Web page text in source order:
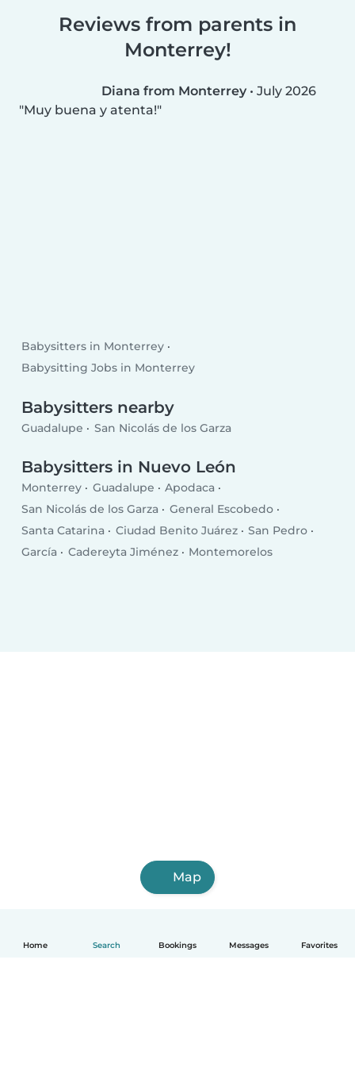
Home Search Bookings Messages Favorites
Reviews from parents in
Monterrey!
Diana from Monterrey • July 2026
Muy buena y atenta!
Babysitters in Monterrey
Babysitting Jobs in Monterrey
Babysitters nearby
Guadalupe San Nicolás de los Garza
Babysitters in Nuevo León
Monterrey Guadalupe
Apodaca
San Nicolás de los Garza
General Escobedo
Santa Catarina
Ciudad Benito Juárez
San Pedro
García
Cadereyta Jiménez Montemorelos
Map